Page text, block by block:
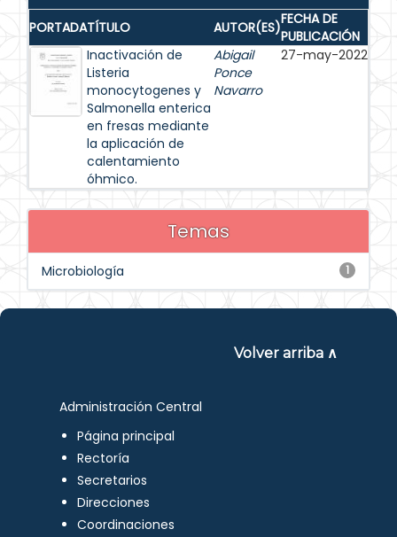
PORTADATÍTULO AUTOR(ES)FECHA DE
PUBLICACIÓN
Inactivación de
Listeria
monocytogenes y
Salmonella enterica
en fresas mediante
la aplicación de
calentamiento
óhmico.
Abigail
Ponce
Navarro
27-may-2022
Temas
1
Microbiología
Volver arriba ∧
Administración Central
Página principal
Rectoría
Secretarios
Direcciones
Coordinaciones